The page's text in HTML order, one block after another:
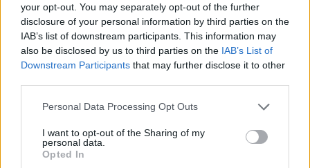
your opt-out. You may separately opt-out of the further
disclosure of your personal information by third parties on the
IAB’s list of downstream participants. This information may
also be disclosed by us to third parties on the IAB’s List of
Downstream Participants that may further disclose it to other
Please note that this website/app uses one or more Google
not limited to your visit or usage behaviour. You may click to
grant or deny consent to Google and its third-party tags to
use your data for below specified purposes in below Google
Personal Data Processing Opt Outs
I want to opt-out of the Sharing of my
personal data.
Opted In
Törpe sorsba kényszerített
emberiség! - Képes beszámoló a VHK
koncertjéről